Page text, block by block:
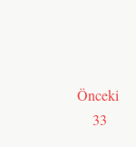
sayfalaması
Önceki
33